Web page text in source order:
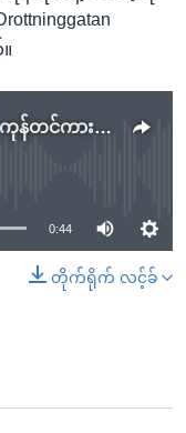
ဆွီဒင်နိုင်ငံ စတော့ဟုမ်းမြို့ ကုန်တိုက် ကုန်တင်ကားနဲ့ တိုက်ခိုက်မှု ၃ ဦးသေဆုံး
available
0:44
တိုက်ရိုက် လင့်ခ်